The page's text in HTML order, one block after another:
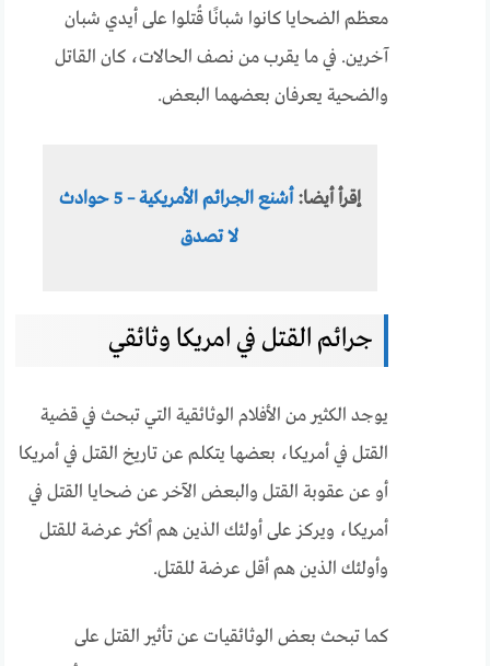
معظم الضحايا كانوا شبانًا قُتلوا على أيدي شبان
آخرين. في ما يقرب من نصف الحالات، كان القاتل
والضحية يعرفان بعضهما البعض.
إقرأ أيضا:
أشنع الجرائم الأمريكية – 5 حوادث
لا تصدق
جرائم القتل في امريكا وثائقي
يوجد الكثير من الأفلام الوثائقية التي تبحث في قضية
القتل في أمريكا، بعضها يتكلم عن تاريخ القتل في أمريكا
أو عن عقوبة القتل والبعض الآخر عن ضحايا القتل في
أمريكا، ويركز على أولئك الذين هم أكثر عرضة للقتل
وأولئك الذين هم أقل عرضة للقتل.
كما تبحث بعض الوثائقيات عن تأثير القتل على